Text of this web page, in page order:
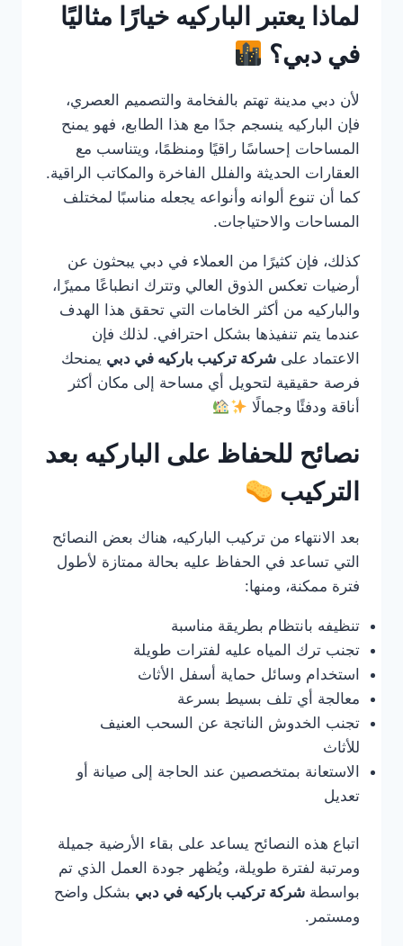
لماذا يعتبر الباركيه خيارًا مثاليًا
في دبي؟
لأن دبي مدينة تهتم بالفخامة والتصميم العصري،
فإن الباركيه ينسجم جدًا مع هذا الطابع، فهو يمنح
المساحات إحساسًا راقيًا ومنظمًا، ويتناسب مع
العقارات الحديثة والفلل الفاخرة والمكاتب الراقية.
كما أن تنوع ألوانه وأنواعه يجعله مناسبًا لمختلف
المساحات والاحتياجات.
كذلك، فإن كثيرًا من العملاء في دبي يبحثون عن
أرضيات تعكس الذوق العالي وتترك انطباعًا مميزًا،
والباركيه من أكثر الخامات التي تحقق هذا الهدف
عندما يتم تنفيذها بشكل احترافي. لذلك فإن
الاعتماد على شركة تركيب باركيه في دبي يمنحك
فرصة حقيقية لتحويل أي مساحة إلى مكان أكثر
أناقة ودفئًا وجمالًا
نصائح للحفاظ على الباركيه بعد
التركيب
بعد الانتهاء من تركيب الباركيه، هناك بعض النصائح
التي تساعد في الحفاظ عليه بحالة ممتازة لأطول
فترة ممكنة، ومنها:
تنظيفه بانتظام بطريقة مناسبة
تجنب ترك المياه عليه لفترات طويلة
استخدام وسائل حماية أسفل الأثاث
معالجة أي تلف بسيط بسرعة
تجنب الخدوش الناتجة عن السحب العنيف
للأثاث
الاستعانة بمتخصصين عند الحاجة إلى صيانة أو
تعديل
اتباع هذه النصائح يساعد على بقاء الأرضية جميلة
ومرتبة لفترة طويلة، ويُظهر جودة العمل الذي تم
بواسطة شركة تركيب باركيه في دبي بشكل واضح
ومستمر.